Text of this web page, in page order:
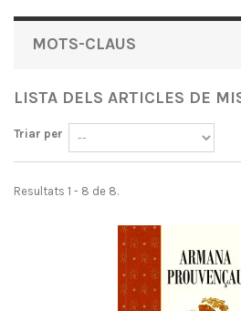
MOTS-CLAUS
LISTA DELS ARTICLES DE
Triar per
Resultats 1 - 8 de 8.